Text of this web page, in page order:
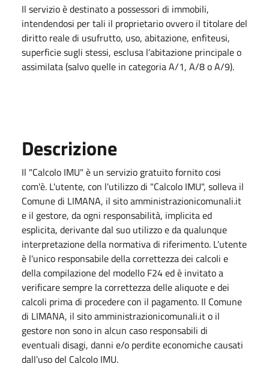
Il servizio è destinato a possessori di immobili,
intendendosi per tali il proprietario ovvero il titolare del
diritto reale di usufrutto, uso, abitazione, enfiteusi,
superficie sugli stessi, esclusa l’abitazione principale o
assimilata (salvo quelle in categoria A/1, A/8 o A/9).
Descrizione
Il "Calcolo IMU" è un servizio gratuito fornito cosi
com'è. L'utente, con l'utilizzo di "Calcolo IMU", solleva il
Comune di LIMANA, il sito amministrazionicomunali.it
e il gestore, da ogni responsabilità, implicita ed
esplicita, derivante dal suo utilizzo e da qualunque
interpretazione della normativa di riferimento. L'utente
è l'unico responsabile della correttezza dei calcoli e
della compilazione del modello F24 ed è invitato a
verificare sempre la correttezza delle aliquote e dei
calcoli prima di procedere con il pagamento. Il Comune
di LIMANA, il sito amministrazionicomunali.it o il
gestore non sono in alcun caso responsabili di
eventuali disagi, danni e/o perdite economiche causati
dall'uso del Calcolo IMU.